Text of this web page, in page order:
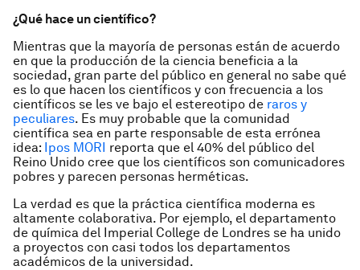
¿Qué hace un científico?
Mientras que la mayoría de personas están de acuerdo
en que la producción de la ciencia beneficia a la
sociedad, gran parte del público en general no sabe qué
es lo que hacen los científicos y con frecuencia a los
científicos se les ve bajo el estereotipo de raros y
peculiares. Es muy probable que la comunidad
científica sea en parte responsable de esta errónea
idea: Ipos MORI reporta que el 40% del público del
Reino Unido cree que los científicos son comunicadores
pobres y parecen personas herméticas.
La verdad es que la práctica científica moderna es
altamente colaborativa. Por ejemplo, el departamento
de química del Imperial College de Londres se ha unido
a proyectos con casi todos los departamentos
académicos de la universidad.